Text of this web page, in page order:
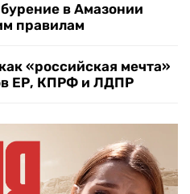
в Амазонии
правилам
«российская мечта»
ЕР, КПРФ и ЛДПР